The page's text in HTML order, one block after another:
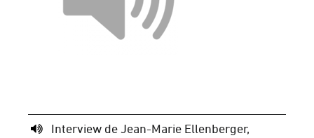
Interview de Jean-Marie Ellenberger,